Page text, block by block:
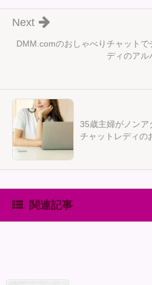
DMM.comのおしゃべりチャットで
ディのアル
Next
35歳主婦がノンア
チャットレディの
関連記事